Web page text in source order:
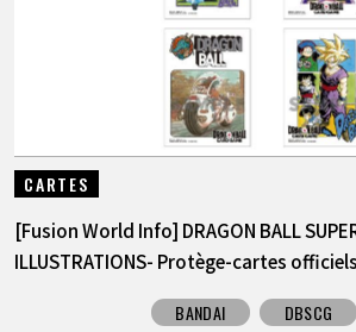
CARTES
[Fusion World Info] DRAGON BALL
ILLUSTRATIONS- Protège-cartes
BANDAI DBSCG